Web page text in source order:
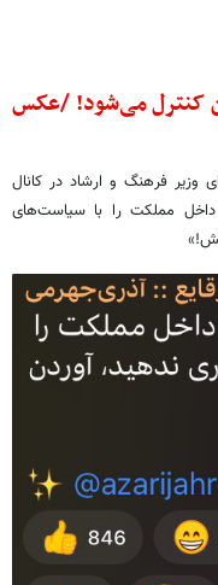
کنترل می‌شود! /عکس
فرهنگ و ارشاد در کانال
مملکت را با سیاست‌های